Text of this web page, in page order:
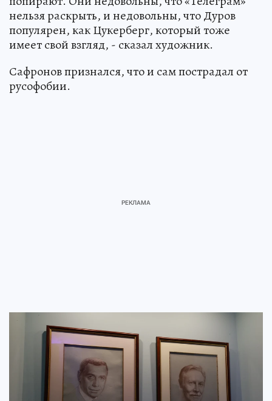
нельзя раскрыть, и недовольны, что Дуров
популярен, как Цукерберг, который тоже
имеет свой взгляд, - сказал художник.
Сафронов признался, что и сам пострадал от
русофобии.